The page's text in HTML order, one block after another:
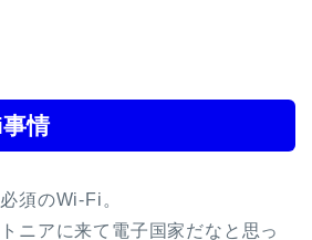
情
須のWi-Fi。
ニアに来て電子国家だなと思っ